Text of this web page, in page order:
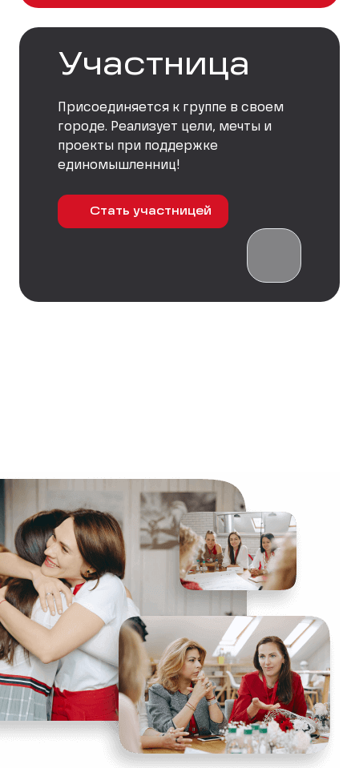
Участница
Присоединяется к группе в своем
городе. Реализует цели, мечты и
проекты при поддержке
единомышленниц!
Стать участницей